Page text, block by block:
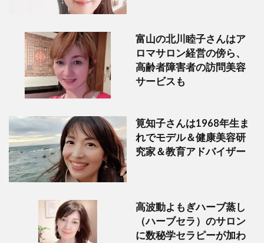
富山の北川睦子さんはア
ロマサロン経営の傍ら、
高齢者障害者の訪問美容
サービスも
筧知子さんは1968年生ま
れでモデル＆健康美容研
究家＆教育アドバイザー
高波動よもぎハーブ蒸し
（ハーブセラ）のサロン
に数秘学セラピーが加わ